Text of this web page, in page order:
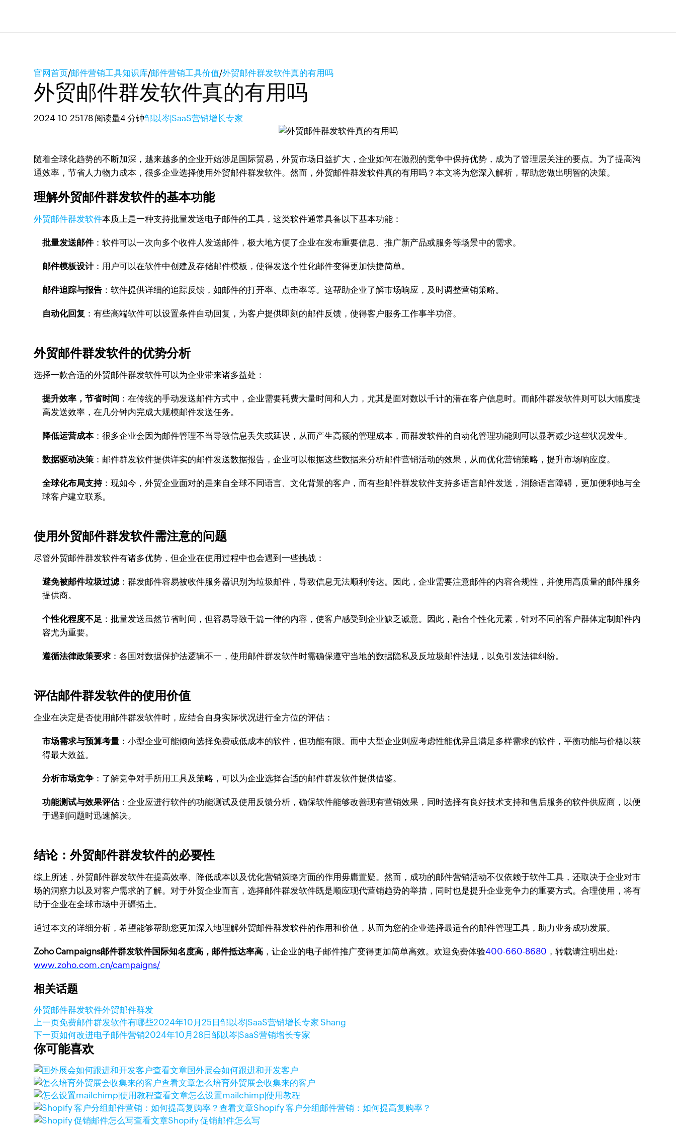
官网首页/邮件营销工具知识库/邮件营销工具价值/外贸邮件群发软件真的有用吗
外贸邮件群发软件真的有用吗
2024-10-25178 阅读量4 分钟邹以岑|SaaS营销增长专家
随着全球化趋势的不断加深，越来越多的企业开始涉足国际贸易，外贸市场日益扩大，企业如何在激烈的竞争中保持优势，成为了管理层关注的要点。为了提高沟
通效率，节省人力物力成本，很多企业选择使用外贸邮件群发软件。然而，外贸邮件群发软件真的有用吗？本文将为您深入解析，帮助您做出明智的决策。
理解外贸邮件群发软件的基本功能
外贸邮件群发软件本质上是一种支持批量发送电子邮件的工具，这类软件通常具备以下基本功能：
批量发送邮件：软件可以一次向多个收件人发送邮件，极大地方便了企业在发布重要信息、推广新产品或服务等场景中的需求。
邮件模板设计：用户可以在软件中创建及存储邮件模板，使得发送个性化邮件变得更加快捷简单。
邮件追踪与报告 ：软件提供详细的追踪反馈，如邮件的打开率、点击率等。这帮助企业了解市场响应，及时调整营销策略。
自动化回复 ：有些高端软件可以设置条件自动回复，为客户提供即刻的邮件反馈，使得客户服务工作事半功倍。
外贸邮件群发软件的优势分析
选择一款合适的外贸邮件群发软件可以为企业带来诸多益处：
提升效率，节省时间 ：在传统的手动发送邮件方式中，企业需要耗费大量时间和人力，尤其是面对数以千计的潜在客户信息时。而邮件群发软件则可以大幅度提
高发送效率，在几分钟内完成大规模邮件发送任务。
降低运营成本：很多企业会因为邮件管理不当导致信息丢失或延误，从而产生高额的管理成本，而群发软件的自动化管理功能则可以显著减少这些状况发生。
数据驱动决策 ：邮件群发软件提供详实的邮件发送数据报告，企业可以根据这些数据来分析邮件营销活动的效果，从而优化营销策略，提升市场响应度。
全球化布局支持：现如今，外贸企业面对的是来自全球不同语言、文化背景的客户，而有些邮件群发软件支持多语言邮件发送，消除语言障碍，更加便利地与全
球客户建立联系。
使用外贸邮件群发软件需注意的问题
尽管外贸邮件群发软件有诸多优势，但企业在使用过程中也会遇到一些挑战：
避免被邮件垃圾过滤：群发邮件容易被收件服务器识别为垃圾邮件，导致信息无法顺利传达。因此，企业需要注意邮件的内容合规性，并使用高质量的邮件服务
提供商。
个性化程度不足 ：批量发送虽然节省时间，但容易导致千篇一律的内容，使客户感受到企业缺乏诚意。因此，融合个性化元素，针对不同的客户群体定制邮件内
容尤为重要。
遵循法律政策要求：各国对数据保护法逻辑不一，使用邮件群发软件时需确保遵守当地的数据隐私及反垃圾邮件法规，以免引发法律纠纷。
评估邮件群发软件的使用价值
企业在决定是否使用邮件群发软件时，应结合自身实际状况进行全方位的评估：
市场需求与预算考量 ：小型企业可能倾向选择免费或低成本的软件，但功能有限。而中大型企业则应考虑性能优异且满足多样需求的软件，平衡功能与价格以获
得最大效益。
分析市场竞争 ：了解竞争对手所用工具及策略，可以为企业选择合适的邮件群发软件提供借鉴。
功能测试与效果评估：企业应进行软件的功能测试及使用反馈分析，确保软件能够改善现有营销效果，同时选择有良好技术支持和售后服务的软件供应商，以便
于遇到问题时迅速解决。
结论：外贸邮件群发软件的必要性
综上所述，外贸邮件群发软件在提高效率、降低成本以及优化营销策略方面的作用毋庸置疑。然而，成功的邮件营销活动不仅依赖于软件工具，还取决于企业对市
场的洞察力以及对客户需求的了解。对于外贸企业而言，选择邮件群发软件既是顺应现代营销趋势的举措，同时也是提升企业竞争力的重要方式。合理使用，将有
助于企业在全球市场中开疆拓土。
通过本文的详细分析，希望能够帮助您更加深入地理解外贸邮件群发软件的作用和价值，从而为您的企业选择最适合的邮件管理工具，助力业务成功发展。
Zoho Campaigns邮件群发软件国际知名度高，邮件抵达率高 ，让企业的电子邮件推广变得更加简单高效。欢迎免费体验400-660-8680 ，转载请注明出处:
www.zoho.com.cn/campaigns/
相关话题
外贸邮件群发软件外贸邮件群发
上一页免费邮件群发软件有哪些2024年10月25日邹以岑|SaaS营销增长专家 Shang
下一页如何改进电子邮件营销2024年10月28日邹以岑|SaaS营销增长专家
你可能喜欢
查看文章国外展会如何跟进和开发客户
查看文章怎么培育外贸展会收集来的客户
查看文章怎么设置mailchimp|使用教程
查看文章Shopify 客户分组邮件营销：如何提高复购率？
查看文章Shopify 促销邮件怎么写